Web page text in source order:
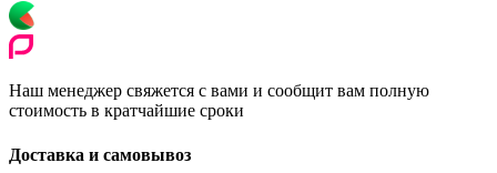
Наш менеджер свяжется с вами и сообщит вам полную
стоимость в кратчайшие сроки
Доставка и самовывоз